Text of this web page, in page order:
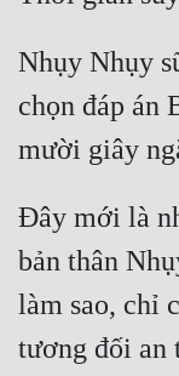
Nhụy Nhụy
chọn đáp án
Đây mới là
bản thân
làm sao, chỉ